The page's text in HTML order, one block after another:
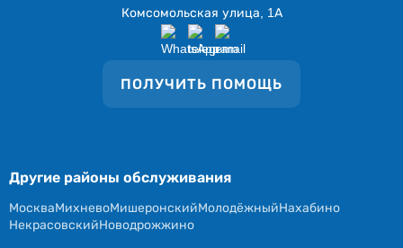
ПОЛУЧИТЬ ПОМОЩЬ
Комсомольская улица, 1А
Другие районы обслуживания
МоскваМихневоМишеронскийМолодёжныйНахабино
НекрасовскийНоводрожжино